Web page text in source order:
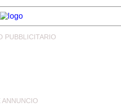
PUBBLICITARIO
ANNUNCIO